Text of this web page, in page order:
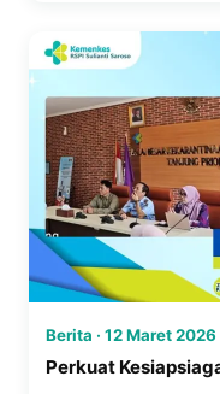
Berita · 12 Maret 2026
Perkuat